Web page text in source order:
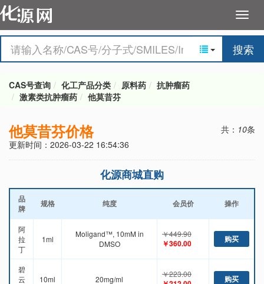
搜索
CAS号查询 化工产品分类 原料药
抗肿瘤药
激素类抗肿瘤药
他莫昔芬
他莫昔芬价格 共： 10条
更新时间：2026-03-22 16:54:36
化源商城直购
品
牌
规格 纯度 会员价 操作
阿
拉
丁
1ml
Moligand™, 10mM in
DMSO
￥449.90
￥360.00 购买
碧
云
10ml 20mg/ml
￥223.00 购买